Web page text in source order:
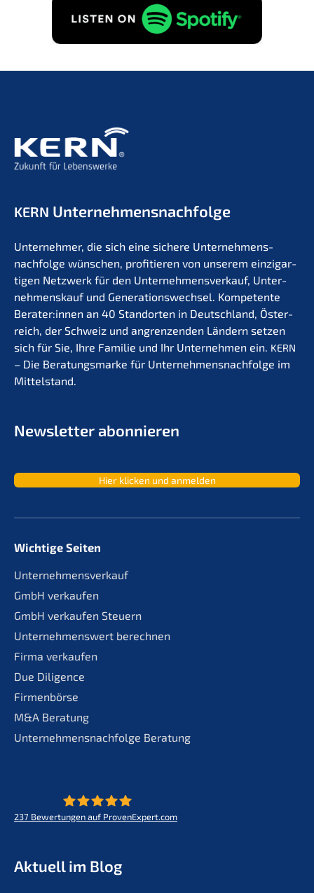
KERN Unternehmens­nachfolge
Unter­neh­mer, die sich eine siche­re Unternehmens­
nachfolge wünschen, profi­tie­ren von unserem einzig­ar­
ti­gen Netzwerk für den Unter­nehmens­verkauf, Unter­
nehmens­kauf und Generations­wechsel. Kompe­ten­te
Berater:innen an 40 Stand­or­ten in Deutsch­land, Öster­
reich, der Schweiz und angren­zen­den Ländern setzen
sich für Sie, Ihre Familie und Ihr Unter­neh­men ein. KERN
– Die Beratungs­mar­ke für Unternehmens­nachfolge im
Mittelstand.
Newslet­ter abonnieren
Hier klicken und anmelden
Wichtige Seiten
Unternehmensverkauf
GmbH verkaufen
GmbH verkaufen Steuern
Unternehmenswert berechnen
Firma verkaufen
Due Diligence
Firmenbörse
M&A Beratung
Unternehmensnachfolge Beratung
237 Bewertungen auf ProvenExpert.com
Aktuell im Blog